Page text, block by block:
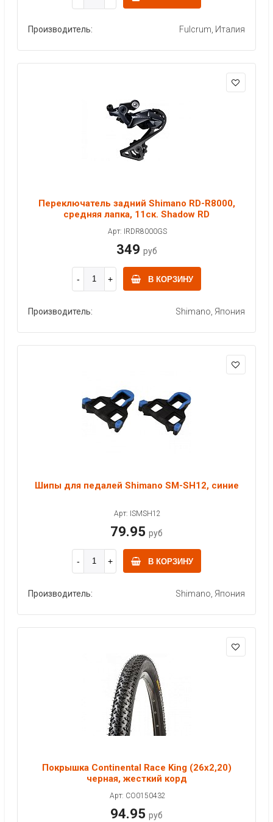
Производитель: Fulcrum, Италия
Переключатель задний Shimano RD-R8000,
средняя лапка, 11ск. Shadow RD
Арт: IRDR8000GS
349 руб
В КОРЗИНУ
Производитель: Shimano, Япония
Шипы для педалей Shimano SM-SH12, синие
Арт: ISMSH12
79.95 руб
В КОРЗИНУ
Производитель: Shimano, Япония
Покрышка Continental Race King (26x2,20)
черная, жесткий корд
Арт: CO0150432
94.95 руб